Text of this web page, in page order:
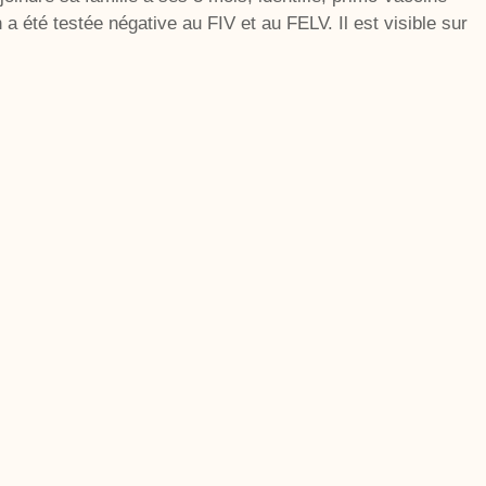
été testée négative au FIV et au FELV. Il est visible sur